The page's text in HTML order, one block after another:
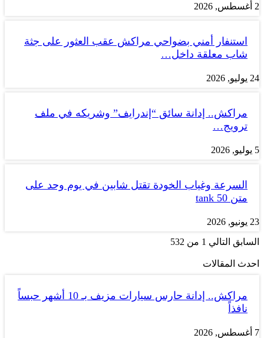
2 أغسطس, 2026
استنفار أمني بضواحي مراكش عقب العثور على جثة
شاب معلقة داخل…
24 يوليو, 2026
مراكش.. إدانة سائق “إندرايف” وشريكه في ملف
ترويج…
5 يوليو, 2026
السرعة وغياب الخودة تقتل شابين في يوم وحد على
متن tank 50
23 يونيو, 2026
السابق التالي 1 من 532
احدث المقالات
مراكش.. إدانة حارس سيارات مزيف بـ 10 أشهر حبساً
نافذاً
7 أغسطس, 2026